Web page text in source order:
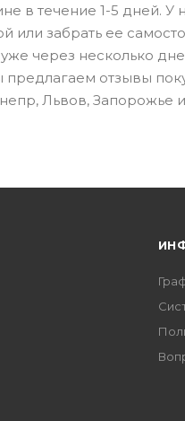
в течение 1-5 дней.
или забрать ее
через несколько
предлагаем отзывы
Львов, Запорожье